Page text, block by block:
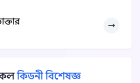
কিডনী বিশেষজ্ঞ